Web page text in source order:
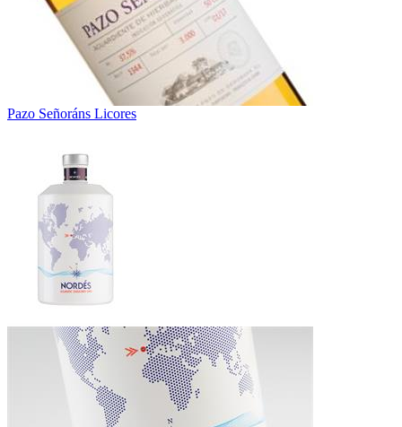
Pazo Señoráns Licores